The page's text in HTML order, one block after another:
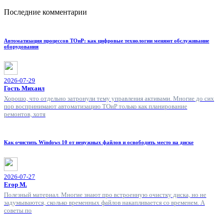
Последние комментарии
Автоматизация процессов ТОиР: как цифровые технологии меняют обслуживание
оборудования
2026-07-29
Гость Михаил
Хорошо, что отдельно затронули тему управления активами. Многие до сих
пор воспринимают автоматизацию ТОиР только как планирование
ремонтов, хотя
Как очистить Windows 10 от ненужных файлов и освободить место на диске
2026-07-27
Егор М.
Полезный материал. Многие знают про встроенную очистку диска, но не
задумываются, сколько временных файлов накапливается со временем. А
советы по